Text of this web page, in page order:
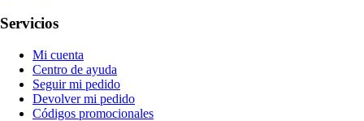
Servicios
Mi cuenta
Centro de ayuda
Seguir mi pedido
Devolver mi pedido
Códigos promocionales